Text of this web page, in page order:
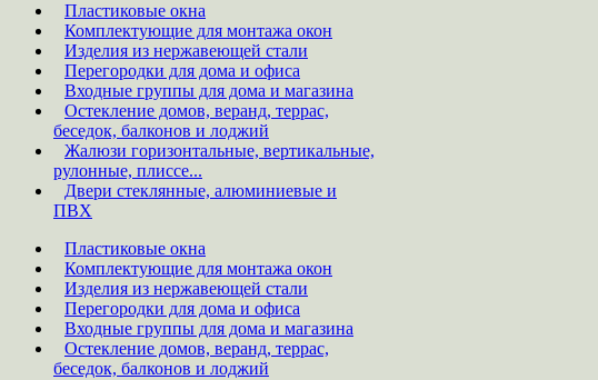
Пластиковые окна
Комплектующие для монтажа окон
Изделия из нержавеющей стали
Перегородки для дома и офиса
Входные группы для дома и магазина
Остекление домов, веранд, террас,
беседок, балконов и лоджий
Жалюзи горизонтальные, вертикальные,
рулонные, плиссе...
Двери стеклянные, алюминиевые и
ПВХ
Пластиковые окна
Комплектующие для монтажа окон
Изделия из нержавеющей стали
Перегородки для дома и офиса
Входные группы для дома и магазина
Остекление домов, веранд, террас,
беседок, балконов и лоджий